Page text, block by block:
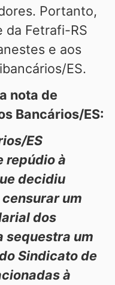
Portanto,
da Fetrafi-RS
e aos
ES.
nota de
Bancários/ES:
ES
repúdio à
decidiu
um
dos
sequestra um
Sindicato de
à